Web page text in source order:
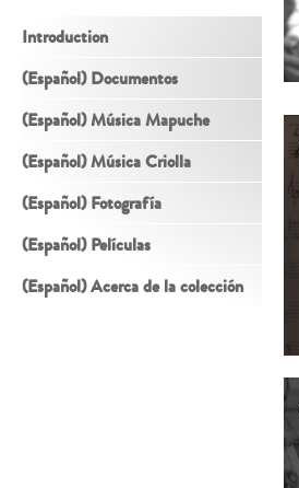
Introduction
(Español) Documentos
(Español) Música Mapuche
(Español) Música Criolla
(Español) Fotografía
(Español) Películas
(Español) Acerca de la colección